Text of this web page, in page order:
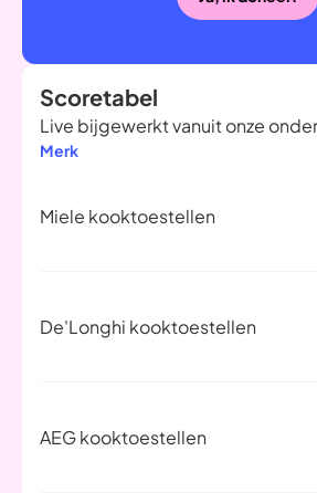
Scoretabel
Live bijgewerkt vanuit onze
Merk
Miele kooktoestellen
De'Longhi kooktoestellen
AEG kooktoestellen